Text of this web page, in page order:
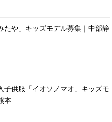
たや」キッズモデル募集｜中部静
子供服「イオソノマオ」キッズモ
本